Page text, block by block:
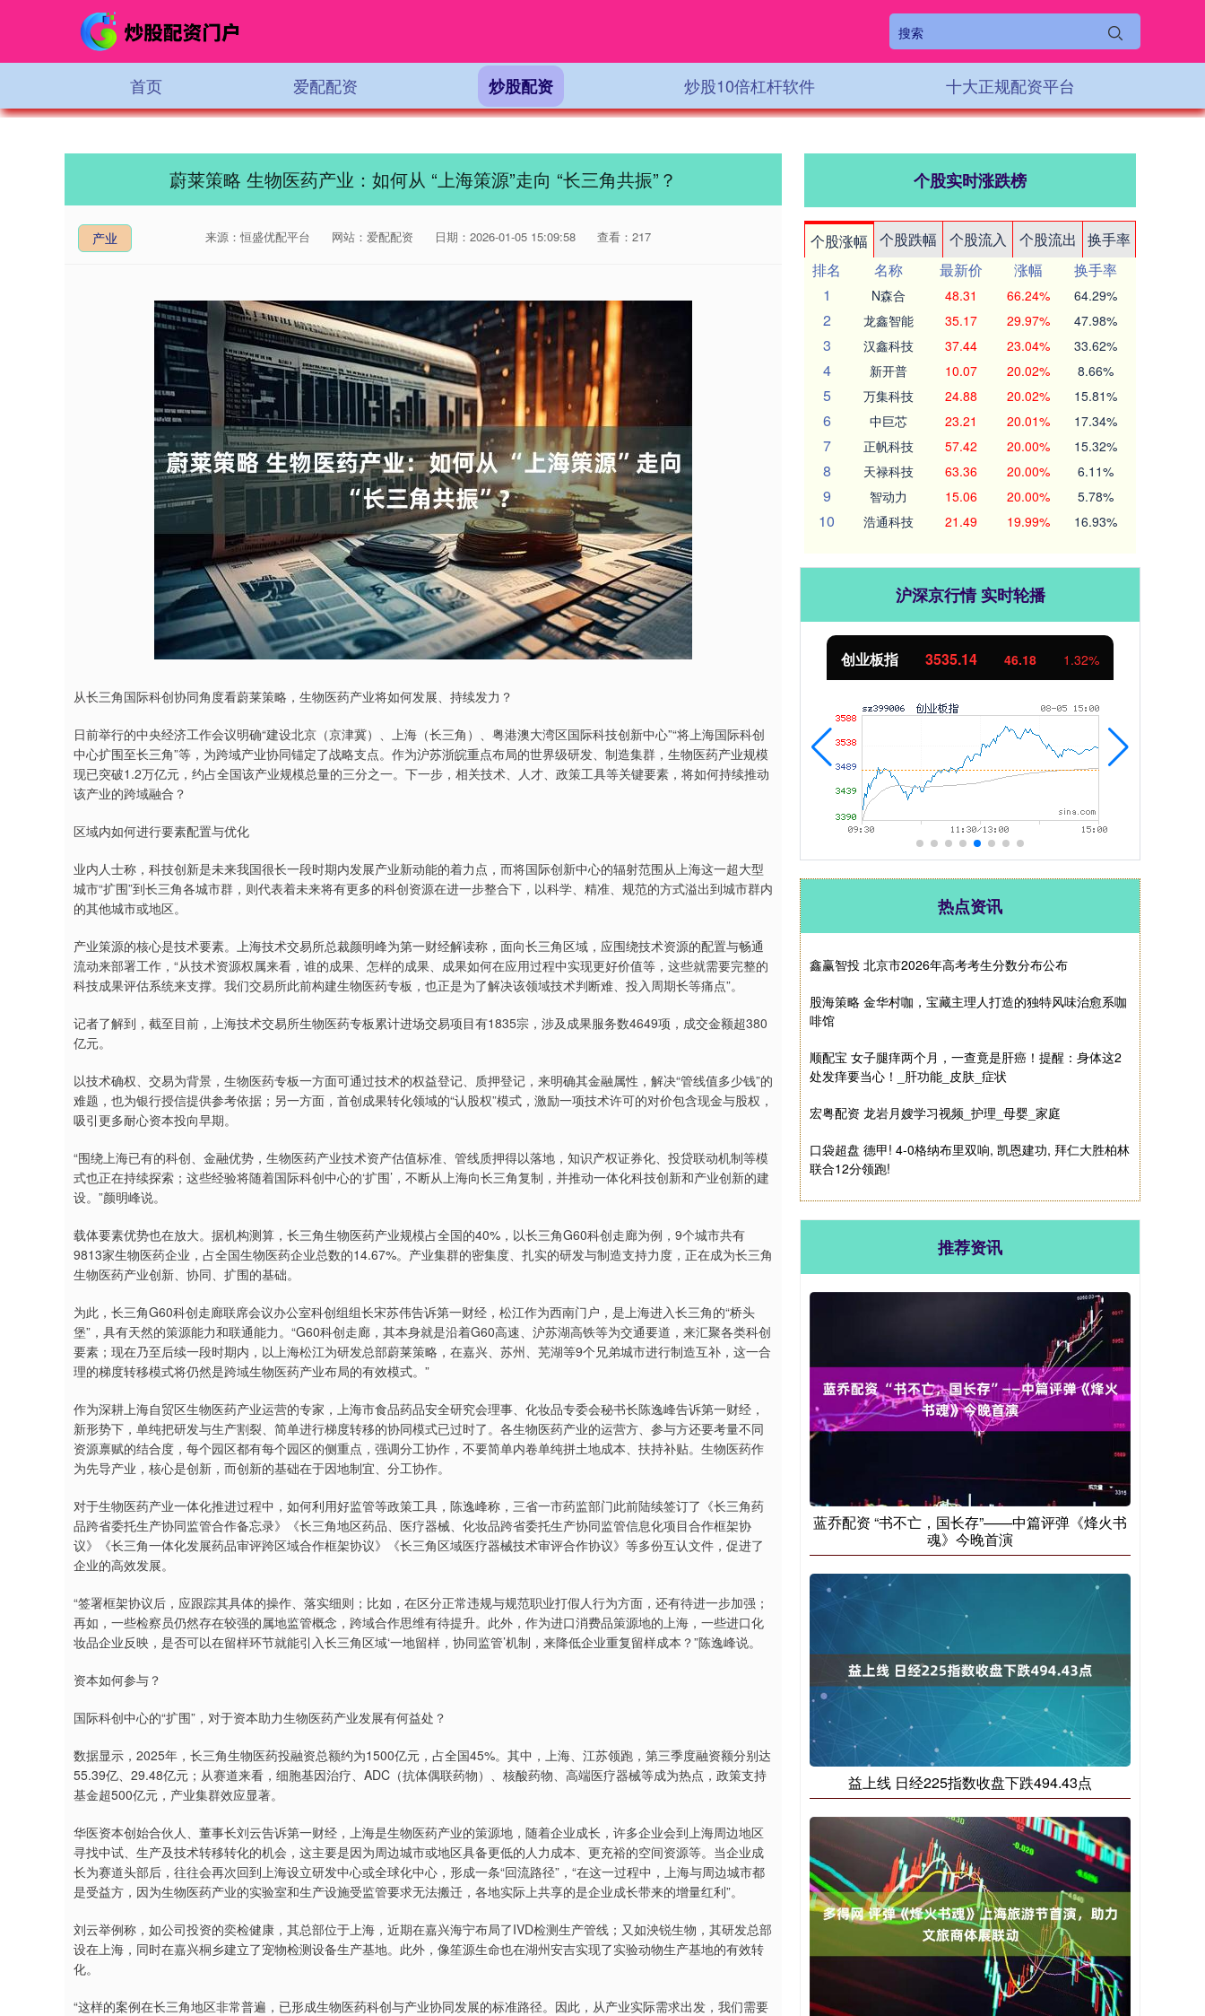
首页 爱配配资 炒股配资 炒股10倍杠杆软件 十大正规配资平台
蔚莱策略 生物医药产业：如何从 “上海策源”走向 “长三角共振”？
产业 来源：恒盛优配平台 网站：爱配配资 日期：2026-01-05 15:09:58 查看：217
从长三角国际科创协同角度看蔚莱策略，生物医药产业将如何发展、持续发力？
日前举行的中央经济工作会议明确“建设北京（京津冀）、上海（长三角）、粤港澳大湾区国际科技创新中心”“将上海国际科创
中心扩围至长三角”等，为跨域产业协同锚定了战略支点。作为沪苏浙皖重点布局的世界级研发、制造集群，生物医药产业规模
现已突破1.2万亿元，约占全国该产业规模总量的三分之一。下一步，相关技术、人才、政策工具等关键要素，将如何持续推动
该产业的跨域融合？
区域内如何进行要素配置与优化
业内人士称，科技创新是未来我国很长一段时期内发展产业新动能的着力点，而将国际创新中心的辐射范围从上海这一超大型
城市“扩围”到长三角各城市群，则代表着未来将有更多的科创资源在进一步整合下，以科学、精准、规范的方式溢出到城市群内
的其他城市或地区。
产业策源的核心是技术要素。上海技术交易所总裁颜明峰为第一财经解读称，面向长三角区域，应围绕技术资源的配置与畅通
流动来部署工作，“从技术资源权属来看，谁的成果、怎样的成果、成果如何在应用过程中实现更好价值等，这些就需要完整的
科技成果评估系统来支撑。我们交易所此前构建生物医药专板，也正是为了解决该领域技术判断难、投入周期长等痛点”。
记者了解到，截至目前，上海技术交易所生物医药专板累计进场交易项目有1835宗，涉及成果服务数4649项，成交金额超380
亿元。
以技术确权、交易为背景，生物医药专板一方面可通过技术的权益登记、质押登记，来明确其金融属性，解决“管线值多少钱”的
难题，也为银行授信提供参考依据；另一方面，首创成果转化领域的“认股权”模式，激励一项技术许可的对价包含现金与股权，
吸引更多耐心资本投向早期。
“围绕上海已有的科创、金融优势，生物医药产业技术资产估值标准、管线质押得以落地，知识产权证券化、投贷联动机制等模
式也正在持续探索；这些经验将随着国际科创中心的‘扩围’，不断从上海向长三角复制，并推动一体化科技创新和产业创新的建
设。”颜明峰说。
载体要素优势也在放大。据机构测算，长三角生物医药产业规模占全国的40%，以长三角G60科创走廊为例，9个城市共有
9813家生物医药企业，占全国生物医药企业总数的14.67%。产业集群的密集度、扎实的研发与制造支持力度，正在成为长三角
生物医药产业创新、协同、扩围的基础。
为此，长三角G60科创走廊联席会议办公室科创组组长宋苏伟告诉第一财经，松江作为西南门户，是上海进入长三角的“桥头
堡”，具有天然的策源能力和联通能力。“G60科创走廊，其本身就是沿着G60高速、沪苏湖高铁等为交通要道，来汇聚各类科创
要素；现在乃至后续一段时期内，以上海松江为研发总部蔚莱策略，在嘉兴、苏州、芜湖等9个兄弟城市进行制造互补，这一合
理的梯度转移模式将仍然是跨域生物医药产业布局的有效模式。”
作为深耕上海自贸区生物医药产业运营的专家，上海市食品药品安全研究会理事、化妆品专委会秘书长陈逸峰告诉第一财经，
新形势下，单纯把研发与生产割裂、简单进行梯度转移的协同模式已过时了。各生物医药产业的运营方、参与方还要考量不同
资源禀赋的结合度，每个园区都有每个园区的侧重点，强调分工协作，不要简单内卷单纯拼土地成本、扶持补贴。生物医药作
为先导产业，核心是创新，而创新的基础在于因地制宜、分工协作。
对于生物医药产业一体化推进过程中，如何利用好监管等政策工具，陈逸峰称，三省一市药监部门此前陆续签订了《长三角药
品跨省委托生产协同监管合作备忘录》《长三角地区药品、医疗器械、化妆品跨省委托生产协同监管信息化项目合作框架协
议》《长三角一体化发展药品审评跨区域合作框架协议》《长三角区域医疗器械技术审评合作协议》等多份互认文件，促进了
企业的高效发展。
“签署框架协议后，应跟踪其具体的操作、落实细则；比如，在区分正常违规与规范职业打假人行为方面，还有待进一步加强；
再如，一些检察员仍然存在较强的属地监管概念，跨域合作思维有待提升。此外，作为进口消费品策源地的上海，一些进口化
妆品企业反映，是否可以在留样环节就能引入长三角区域‘一地留样，协同监管’机制，来降低企业重复留样成本？”陈逸峰说。
资本如何参与？
国际科创中心的“扩围”，对于资本助力生物医药产业发展有何益处？
数据显示，2025年，长三角生物医药投融资总额约为1500亿元，占全国45%。其中，上海、江苏领跑，第三季度融资额分别达
55.39亿、29.48亿元；从赛道来看，细胞基因治疗、ADC（抗体偶联药物）、核酸药物、高端医疗器械等成为热点，政策支持
基金超500亿元，产业集群效应显著。
华医资本创始合伙人、董事长刘云告诉第一财经，上海是生物医药产业的策源地，随着企业成长，许多企业会到上海周边地区
寻找中试、生产及技术转移转化的机会，这主要是因为周边城市或地区具备更低的人力成本、更充裕的空间资源等。当企业成
长为赛道头部后，往往会再次回到上海设立研发中心或全球化中心，形成一条“回流路径”，“在这一过程中，上海与周边城市都
是受益方，因为生物医药产业的实验室和生产设施受监管要求无法搬迁，各地实际上共享的是企业成长带来的增量红利”。
刘云举例称，如公司投资的奕检健康，其总部位于上海，近期在嘉兴海宁布局了IVD检测生产管线；又如泱锐生物，其研发总部
设在上海，同时在嘉兴桐乡建立了宠物检测设备生产基地。此外，像笙源生命也在湖州安吉实现了实验动物生产基地的有效转
化。
“这样的案例在长三角地区非常普遍，已形成生物医药科创与产业协同发展的标准路径。因此，从产业实际需求出发，我们需要
个股实时涨跌榜
个股涨幅 个股跌幅 个股流入 个股流出
换手率
排名
名称 最新价 涨幅
换手率
1
N森合 48.31 66.24% 64.29%
2 龙鑫智能 35.17 29.97% 47.98%
3 汉鑫科技 37.44 23.04% 33.62%
4 新开普 10.07 20.02% 8.66%
5 万集科技 24.88 20.02% 15.81%
6 中巨芯 23.21 20.01% 17.34%
7 正帆科技 57.42 20.00% 15.32%
8 天禄科技 63.36 20.00% 6.11%
9 智动力 15.06 20.00% 5.78%
10 浩通科技 21.49 19.99% 16.93%
沪深京行情 实时轮播
沪深300 4658.15 57.22 1.24% 北证50 1119.46 25.97 创业板指 3535.14 46.18 1.32%
热点资讯
鑫赢智投 北京市2026年高考考生分数分布公布
股海策略 金华村咖，宝藏主理人打造的独特风味治愈系咖
啡馆
顺配宝 女子腿痒两个月，一查竟是肝癌！提醒：身体这2
处发痒要当心！_肝功能_皮肤_症状
宏粤配资 龙岩月嫂学习视频_护理_母婴_家庭
口袋超盘 德甲! 4-0格纳布里双响, 凯恩建功, 拜仁大胜柏林
联合12分领跑!
推荐资讯
蓝乔配资 “书不亡，国长存”——中篇评弹《烽火书
魂》今晚首演
益上线 日经225指数收盘下跌494.43点